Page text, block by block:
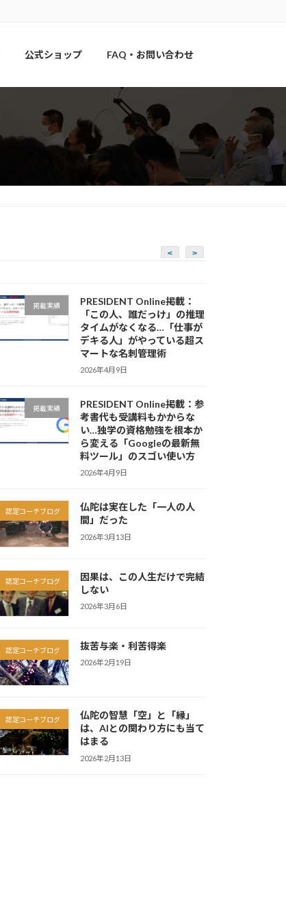
公式ショップ FAQ・お問い合わせ
< >
掲載実績
PRESIDENT Online掲載：
「この人、誰だっけ」の推理
タイムがなくなる…「仕事が
デキる人」がやっている超ス
マートな名刺管理術
2026年4月9日
掲載実績
PRESIDENT Online掲載：参
考書代も受講料もかからな
い…独学の資格勉強を根本か
ら変える「Googleの最新無
料ツール」のスゴい使い方
2026年4月9日
認定コーチブログ
仏陀は実在した「一人の人
間」だった
2026年3月13日
認定コーチブログ
因果は、この人生だけで完結
しない
2026年3月6日
認定コーチブログ 抜苦与楽・利苦得楽
2026年2月19日
認定コーチブログ
仏陀の智慧「空」と「縁」
は、AIとの関わり方にも当て
はまる
2026年2月13日